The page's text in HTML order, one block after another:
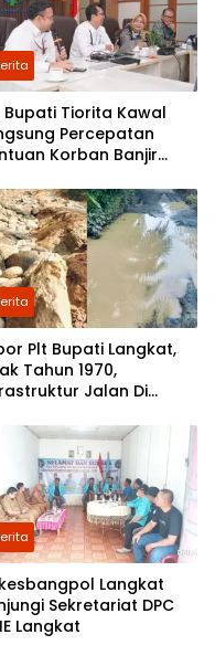
Bupati Tiorita Kawal
Percepatan
Korban Banjir
Plt Bupati Langkat,
Tahun 1970,
Jalan Di
Pemerintah
Langkat
Langkat
Sekretariat DPC
Langkat